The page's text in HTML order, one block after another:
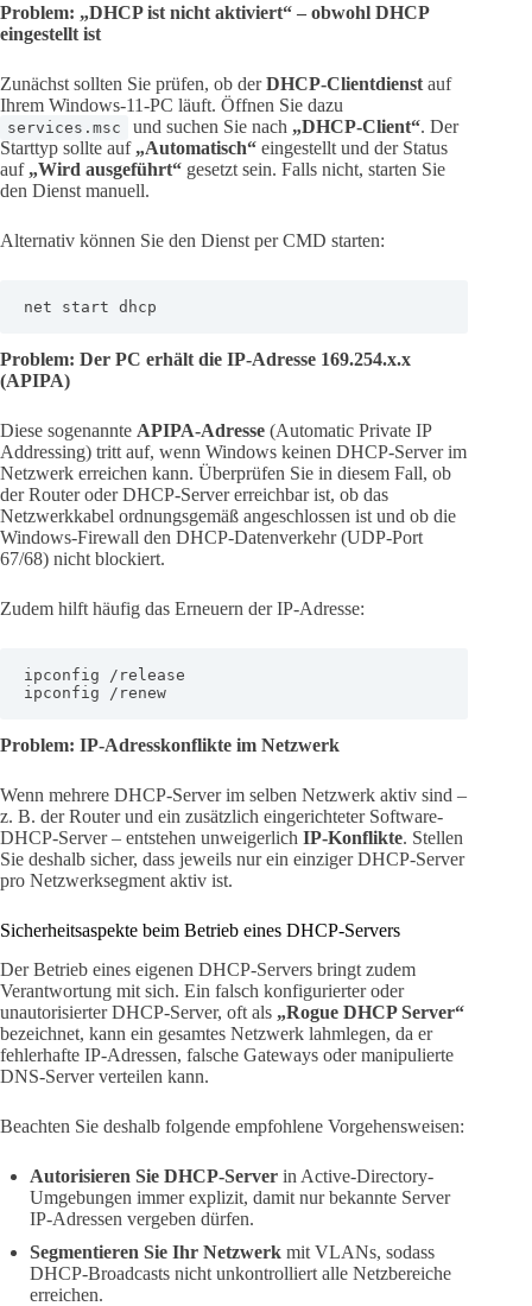
Problem: „DHCP ist nicht aktiviert“ – obwohl DHCP
eingestellt ist
Zunächst sollten Sie prüfen, ob derDHCP-Clientdienst auf
Ihrem Windows-11-PC läuft. Öffnen Sie dazu
services.msc und suchen Sie nach „DHCP-Client“. Der
Starttyp sollte auf „Automatisch“ eingestellt und der Status
auf „Wird ausgeführt“ gesetzt sein. Falls nicht, starten Sie
den Dienst manuell.
Alternativ können Sie den Dienst per CMD starten:
net start dhcp
Problem: Der PC erhält die IP-Adresse 169.254.x.x
(APIPA)
Diese sogenannte APIPA-Adresse (Automatic Private IP
Addressing) tritt auf, wenn Windows keinen DHCP-Server im
Netzwerk erreichen kann. Überprüfen Sie in diesem Fall, ob
der Router oder DHCP-Server erreichbar ist, ob das
Netzwerkkabel ordnungsgemäß angeschlossen ist und ob die
Windows-Firewall den DHCP-Datenverkehr (UDP-Port
67/68) nicht blockiert.
Zudem hilft häufig das Erneuern der IP-Adresse:
ipconfig /release
ipconfig /renew
Problem: IP-Adresskonflikte im Netzwerk
Wenn mehrere DHCP-Server im selben Netzwerk aktiv sind –
z. B. der Router und ein zusätzlich eingerichteter Software-
DHCP-Server – entstehen unweigerlich IP-Konflikte. Stellen
Sie deshalb sicher, dass jeweils nur ein einziger DHCP-Server
pro Netzwerksegment aktiv ist.
Sicherheitsaspekte beim Betrieb eines DHCP-Servers
Der Betrieb eines eigenen DHCP-Servers bringt zudem
Verantwortung mit sich. Ein falsch konfigurierter oder
unautorisierter DHCP-Server, oft als „Rogue DHCP Server“
bezeichnet, kann ein gesamtes Netzwerk lahmlegen, da er
fehlerhafte IP-Adressen, falsche Gateways oder manipulierte
DNS-Server verteilen kann.
Beachten Sie deshalb folgende empfohlene Vorgehensweisen:
Autorisieren Sie DHCP-Server in Active-Directory-
Umgebungen immer explizit, damit nur bekannte Server
IP-Adressen vergeben dürfen.
Segmentieren Sie Ihr Netzwerk mit VLANs, sodass
DHCP-Broadcasts nicht unkontrolliert alle Netzbereiche
erreichen.